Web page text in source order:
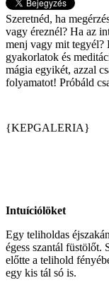
Szeretnéd, ha
vagy éreznél? Ha az
menj vagy mit tegyél?
gyakorlatok és
mágia egyikét, azzal
folyamatot! Próbáld
{KEPGALERIA}
Intuíciólöket
Egy teliholdas
égess szantál füstölőt.
előtte a telihold
egy kis tál só is.